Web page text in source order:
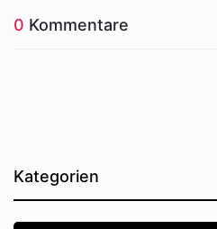
0 Kommentare
Kategorien